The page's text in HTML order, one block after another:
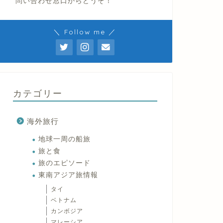
＼ Follow me ／
カテゴリー
海外旅行
地球一周の船旅
旅と食
旅のエピソード
東南アジア旅情報
タイ
ベトナム
カンボジア